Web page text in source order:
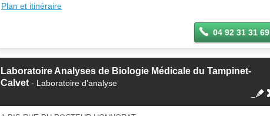
Plan et itinéraire
04 92 31 31 69
Laboratoire Analyses de Biologie Médicale du Tampinet-
Calvet - Laboratoire d'analyse